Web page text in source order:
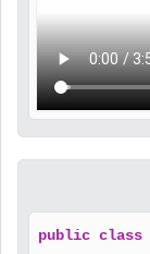
public class